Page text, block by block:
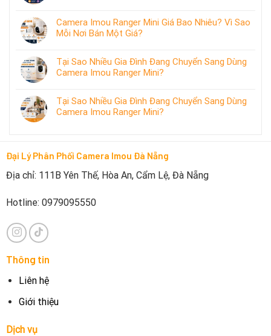
Camera Imou Ranger Mini Giá Bao Nhiêu? Vì Sao
Mỗi Nơi Bán Một Giá?
Tại Sao Nhiều Gia Đình Đang Chuyển Sang Dùng
Camera Imou Ranger Mini?
Tại Sao Nhiều Gia Đình Đang Chuyển Sang Dùng
Camera Imou Ranger Mini?
Đại Lý Phân Phối Camera Imou Đà Nẵng
Địa chỉ: 111B Yên Thế, Hòa An, Cẩm Lệ, Đà Nẵng
Hotline: 0979095550
Thông tin
Liên hệ
Giới thiệu
Dịch vụ